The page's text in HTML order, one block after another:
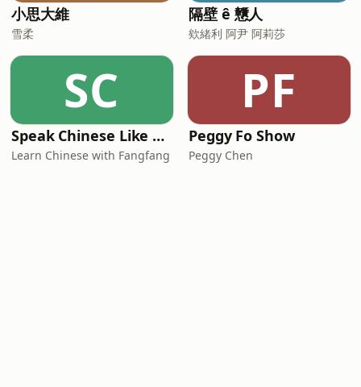
小思大維
雪柔
隔壁 ê 戇人
欸緒利 阿尹 阿莉莎
SC
Speak Chinese Like A Taiwanese Local
Learn Chinese with Fangfang
PF
Peggy Fo Show
Peggy Chen